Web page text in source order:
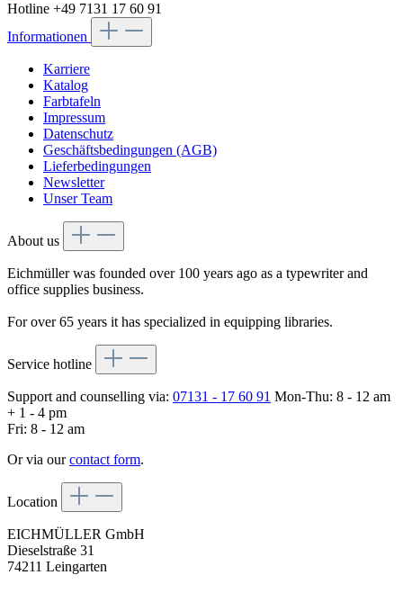
Hotline +49 7131 17 60 91
Informationen
Karriere
Katalog
Farbtafeln
Impressum
Datenschutz
Geschäftsbedingungen (AGB)
Lieferbedingungen
Newsletter
Unser Team
About us
Eichmüller was founded over 100 years ago as a typewriter and
office supplies business.
For over 65 years it has specialized in equipping libraries.
Service hotline
Support and counselling via: 07131 - 17 60 91 Mon-Thu: 8 - 12 am
+ 1 - 4 pm
Fri: 8 - 12 am
Or via ourcontact form.
Location
EICHMÜLLER GmbH
Dieselstraße 31
74211 Leingarten